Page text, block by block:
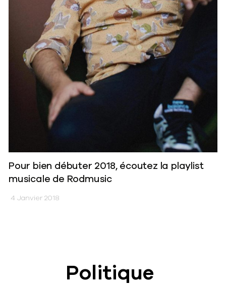
Politique
Pour bien débuter 2018, écoutez la playlist
musicale de Rodmusic
4 Janvier 2018